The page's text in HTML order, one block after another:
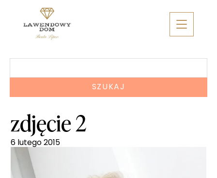
zdjęcie 2
6 lutego 2015